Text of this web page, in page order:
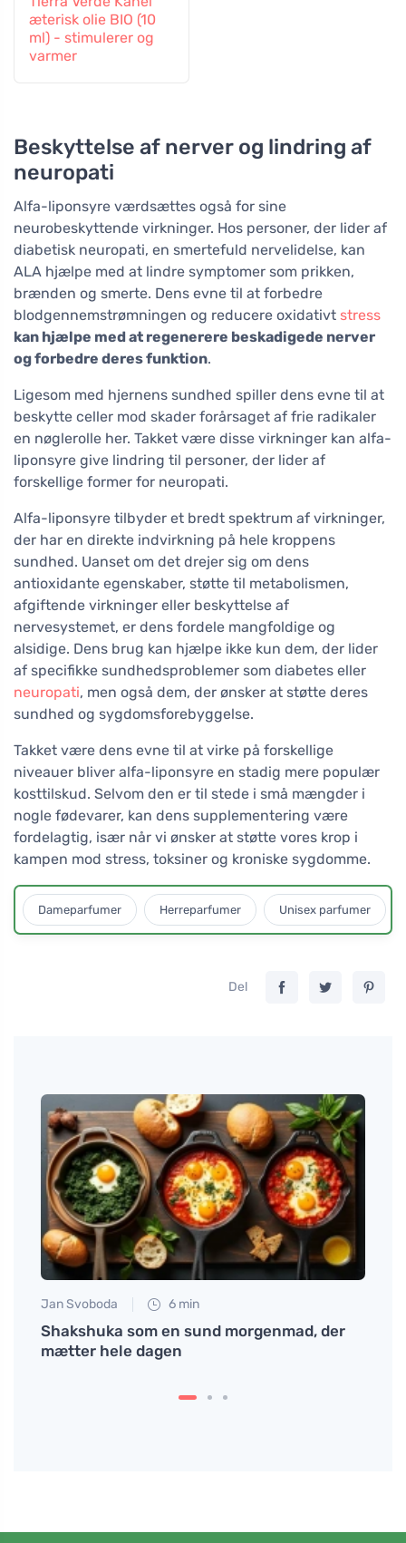
æterisk olie BIO (10
ml) - stimulerer og
varmer
Beskyttelse af nerver og lindring af
neuropati
Alfa-liponsyre værdsættes også for sine
neurobeskyttende virkninger. Hos personer, der lider af
diabetisk neuropati, en smertefuld nervelidelse, kan
ALA hjælpe med at lindre symptomer som prikken,
brænden og smerte. Dens evne til at forbedre
blodgennemstrømningen og reducere oxidativt stress
kan hjælpe med at regenerere beskadigede nerver
og forbedre deres funktion.
Ligesom med hjernens sundhed spiller dens evne til at
beskytte celler mod skader forårsaget af frie radikaler
en nøglerolle her. Takket være disse virkninger kan alfa-
liponsyre give lindring til personer, der lider af
forskellige former for neuropati.
Alfa-liponsyre tilbyder et bredt spektrum af virkninger,
der har en direkte indvirkning på hele kroppens
sundhed. Uanset om det drejer sig om dens
antioxidante egenskaber, støtte til metabolismen,
afgiftende virkninger eller beskyttelse af
nervesystemet, er dens fordele mangfoldige og
alsidige. Dens brug kan hjælpe ikke kun dem, der lider
af specifikke sundhedsproblemer som diabetes eller
neuropati, men også dem, der ønsker at støtte deres
sundhed og sygdomsforebyggelse.
Takket være dens evne til at virke på forskellige
niveauer bliver alfa-liponsyre en stadig mere populær
kosttilskud. Selvom den er til stede i små mængder i
nogle fødevarer, kan dens supplementering være
fordelagtig, især når vi ønsker at støtte vores krop i
kampen mod stress, toksiner og kroniske sygdomme.
Dameparfumer Herreparfumer Unisex parfumer
Del
Jan Svoboda 6 min
Shakshuka som en sund morgenmad, der
mætter hele dagen